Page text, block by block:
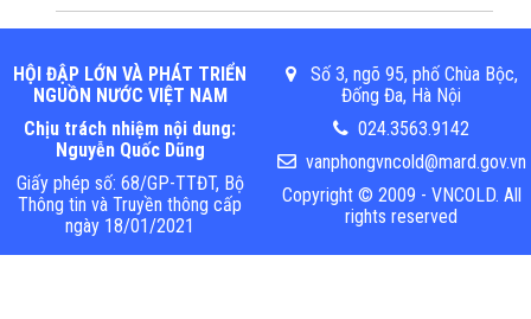
HỘI ĐẬP LỚN VÀ PHÁT TRIỂN
NGUỒN NƯỚC VIỆT NAM
Chịu trách nhiệm nội dung:
Nguyễn Quốc Dũng
Giấy phép số: 68/GP-TTĐT, Bộ
Thông tin và Truyền thông cấp
ngày 18/01/2021
Số 3, ngõ 95, phố Chùa Bộc,
Đống Đa, Hà Nội
024.3563.9142
vanphongvncold@mard.gov.vn
Copyright © 2009 - VNCOLD. All
rights reserved